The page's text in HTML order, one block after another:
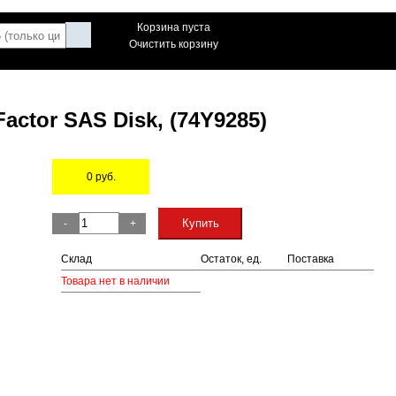
Корзина пуста
Очистить корзину
SAS Disk, (74Y9285)
0руб.
-
+ Купить
Склад Остаток, ед.
Поставка
Товара нет в наличии